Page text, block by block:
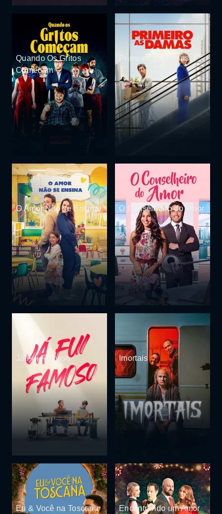
Quando Os Gritos
Começam
Primeiro as Damas
O Amor Não se Ensina O Conselheiro do Amor
Já Fui Famoso Imortais
Eu & Você na Toscana
Encontrando um Amor